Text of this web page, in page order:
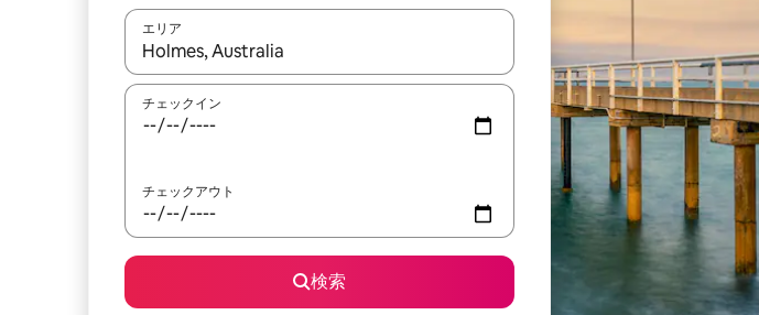
エリア
検索結果が表示されたら、上下の矢印キーを使って移動するか、画面をタッチまたはス
チェックイン
チェックアウト
検索